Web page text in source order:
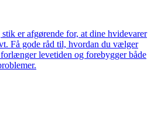
er afgørende for, at dine hvidevarer
Få gode råd til, hvordan du vælger
levetiden og forebygger både